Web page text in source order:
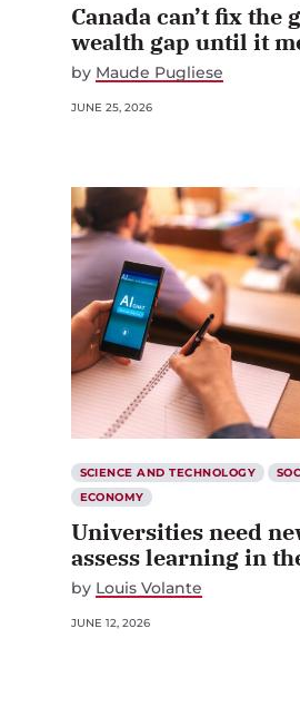
Canada can’t fix the
wealth gap until it
by Maude Pugliese
JUNE 25, 2026
SCIENCE AND TECHNOLOGY
ECONOMY
Universities need
assess learning in
by Louis Volante
JUNE 12, 2026